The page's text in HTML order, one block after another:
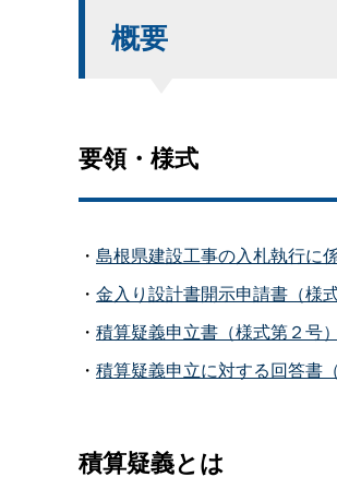
概要
要領・様式
・ 島根県建設工事の入札執行に
・ 金入り設計書開示申請書（様
・ 積算疑義申立書（様式第２号）
・ 積算疑義申立に対する回答書
積算疑義とは